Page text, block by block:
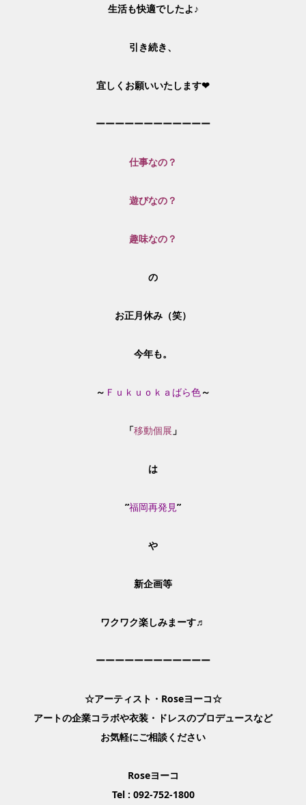
生活も快適でしたよ♪
引き続き、
宜しくお願いいたします❤
ーーーーーーーーーーーー
仕事なの？
遊びなの？
趣味なの？
の
お正月休み（笑）
今年も。
～ Ｆｕｋｕｏｋａばら色～
「移動個展 」
は
”福岡再発見”
や
新企画等
ワクワク楽しみまーす♬
ーーーーーーーーーーーー
☆アーティスト・Roseヨーコ☆
アートの企業コラボや衣装・ドレスのプロデュースなど
お気軽にご相談ください
Roseヨーコ
Tel : 092-752-1800